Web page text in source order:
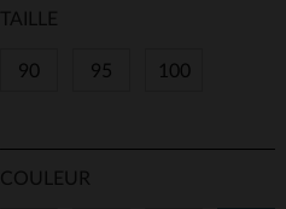
TAILLE
90 95 100
COULEUR